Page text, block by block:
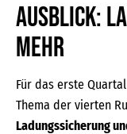
Ausblick:
mehr
Für das erste
Thema der vierten
Ladungssicherung